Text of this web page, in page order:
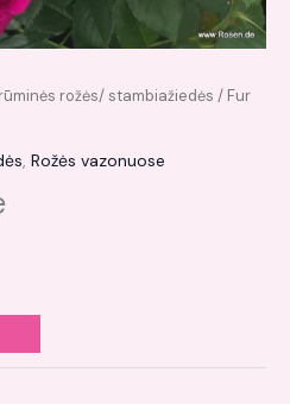
rožės/ stambiažiedės / Fur
, Rožės vazonuose